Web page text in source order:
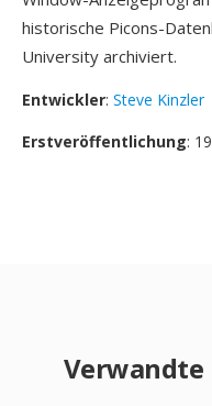
historische Picons-
University archiviert.
Entwickler: Steve Kinzler
Erstveröffentlichung: